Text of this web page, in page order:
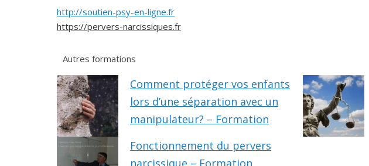
http://soutien-psy-en-ligne.fr
https://pervers-narcissiques.fr
Autres formations
Comment protéger vos enfants
lors d’une séparation avec un
manipulateur? – Formation
Fonctionnement du pervers
narcissique – Formation